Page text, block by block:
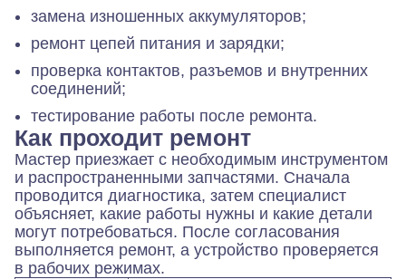
замена изношенных аккумуляторов;
ремонт цепей питания и зарядки;
проверка контактов, разъемов и внутренних
соединений;
тестирование работы после ремонта.
Как проходит ремонт
Мастер приезжает с необходимым инструментом
и распространенными запчастями. Сначала
проводится диагностика, затем специалист
объясняет, какие работы нужны и какие детали
могут потребоваться. После согласования
выполняется ремонт, а устройство проверяется
в рабочих режимах.